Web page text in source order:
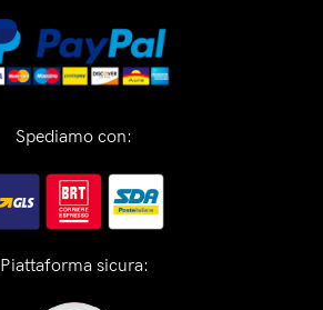
Spediamo con:
Piattaforma sicura: